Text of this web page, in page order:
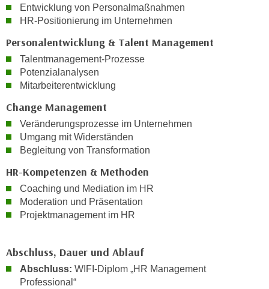
Entwicklung von Personalmaßnahmen
HR-Positionierung im Unternehmen
Personalentwicklung & Talent Management
Talentmanagement-Prozesse
Potenzialanalysen
Mitarbeiterentwicklung
Change Management
Veränderungsprozesse im Unternehmen
Umgang mit Widerständen
Begleitung von Transformation
HR-Kompetenzen & Methoden
Coaching und Mediation im HR
Moderation und Präsentation
Projektmanagement im HR
Abschluss, Dauer und Ablauf
Abschluss: WIFI-Diplom „HR Management
Professional“
d
u
m
f
r
e
l
e
t
z
u
n
z
u
t
i
m
m
e
,
g
a
n